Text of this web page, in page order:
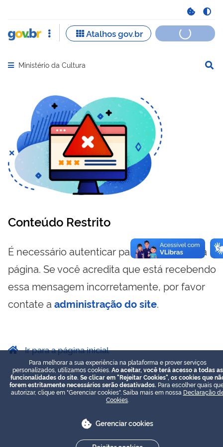
Abrir menu principal de navegação
Ministério da Cultura
Conteúdo Restrito
É necessário autenticar para visualizar essa
página. Se você acredita que está recebendo
essa mensagem incorretamente, por favor
contate a administração do site.
Ir para a página inicial
Para melhorar a sua experiência na plataforma e prover serviços
personalizados, utilizamos cookies. Ao aceitar, você terá acesso a todas as
funcionalidades do site. Se clicar em "Rejeitar Cookies", os cookies que
forem estritamente necessários serão desativados. Para escolher quais
autorizar, clique em "Gerenciar cookies". Saiba mais em nossa Declaração
Cookies
Gerenciar cookies